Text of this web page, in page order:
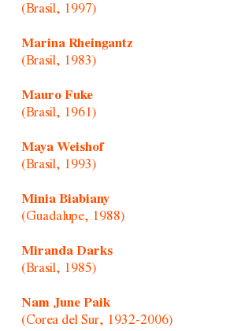
(Brasil, 1997)
Marina Rheingantz
(Brasil, 1983)
Mauro Fuke
(Brasil, 1961)
Maya Weishof
(Brasil, 1993)
Minia Biabiany
(Guadalupe, 1988)
Miranda Darks
(Brasil, 1985)
Nam June Paik
(Corea del Sur, 1932-2006)